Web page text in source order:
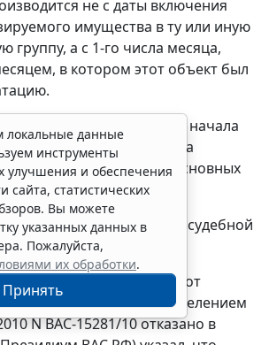
не с даты включения
имущества в ту или иную
группу, а с 1-го числа месяца,
в котором этот объект был
РФ не связывают дату начала
подачи документов на
регистрацию объектов основных
также подтверждает ся судебной
числе:
округа впостановлении от
N А65-29725/2009 (Определением
N ВАС-15281/10 отказано в
данные
инструменты
улучшения и обеспечения
сайта, статистических
Вы можете
указанных данных в
Пожалуйста,
их обработки.
Принять